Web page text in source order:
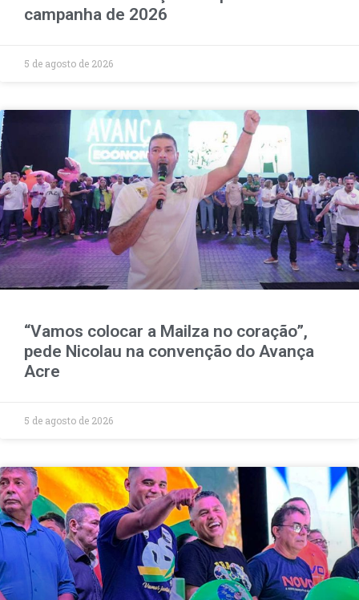
campanha de 2026
5 de agosto de 2026
“Vamos colocar a Mailza no coração”,
pede Nicolau na convenção do Avança
Acre
5 de agosto de 2026